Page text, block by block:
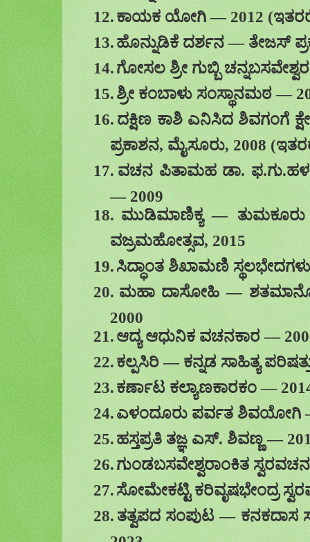
12.ಕಾಯಕ ಯೋಗಿ—2012 (
13.ಹೊನ್ನುಡಿಕೆ ದರ್ಶನ— ತೇಜಸ್
14.ಗೋಸಲ ಶ್ರೀ ಗುಬ್ಬಿ
15.ಶ್ರೀ ಕಂಬಾಳು ಸಂಸ್ಥಾನಮಠ—
16. ದಕ್ಷಿಣ ಕಾಶಿ ಎನಿಸಿದ ಶಿವಗಂಗೆ
ಪ್ರಕಾಶನ, ಮೈಸೂರು, 2008 (
17. ವಚನ ಪಿತಾಮಹ ಡಾ. ಫ.ಗು.
—2009
18. ಮುಡಿಮಾಣಿಕ್ಯ—
ವಜ್ರಮಹೋತ್ಸವ, 2015
19.ಸಿದ್ಧಾಂತ ಶಿಖಾಮಣಿ
20. ಮಹಾ ದಾಸೋಹಿ—
2000
21.ಆದ್ಯ ಆಧುನಿಕ ವಚನಕಾರ—
22.ಕಲ್ಪಸಿರಿ— ಕನ್ನಡ ಸಾಹಿತ್ಯ
23.ಕರ್ಣಾಟ ಕಲ್ಯಾಣಕಾರಕಂ—
24.ಎಳಂದೂರು ಪರ್ವತ ಶಿವಯೋಗಿ
25.ಹಸ್ತಪ್ರತಿ ತಜ್ಞ ಎಸ್. ಶಿವಣ್ಣ—
26.ಗುಂಡಬಸವೇಶ್ವರಾಂಕಿತ
27.ಸೋಮೇಕಟ್ಟಿ ಕರಿವೃಷಭೇಂದ್ರ
28. ತತ್ವಪದ ಸಂಪುಟ— ಕನಕದಾಸ